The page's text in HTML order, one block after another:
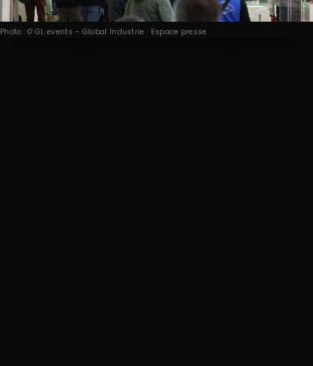
Photo : © GL events – Global Industrie · Espace presse